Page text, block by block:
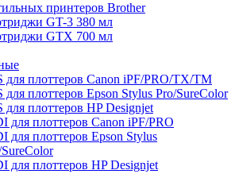
принтеров Brother
GT-3 380 мл
GTX 700 мл
для плоттеров Canon iPF/PRO/TX/ТМ
для плоттеров Epson Stylus Pro/SureColor
для плоттеров HP Designjet
для плоттеров Canon iPF/PRO
для плоттеров Epson Stylus
для плоттеров HP Designjet